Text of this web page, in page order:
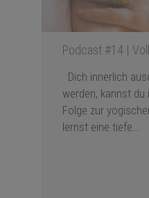
Podcast #14 |
Dich innerlich
werden, kannst
Folge zur
lernst eine tiefe...